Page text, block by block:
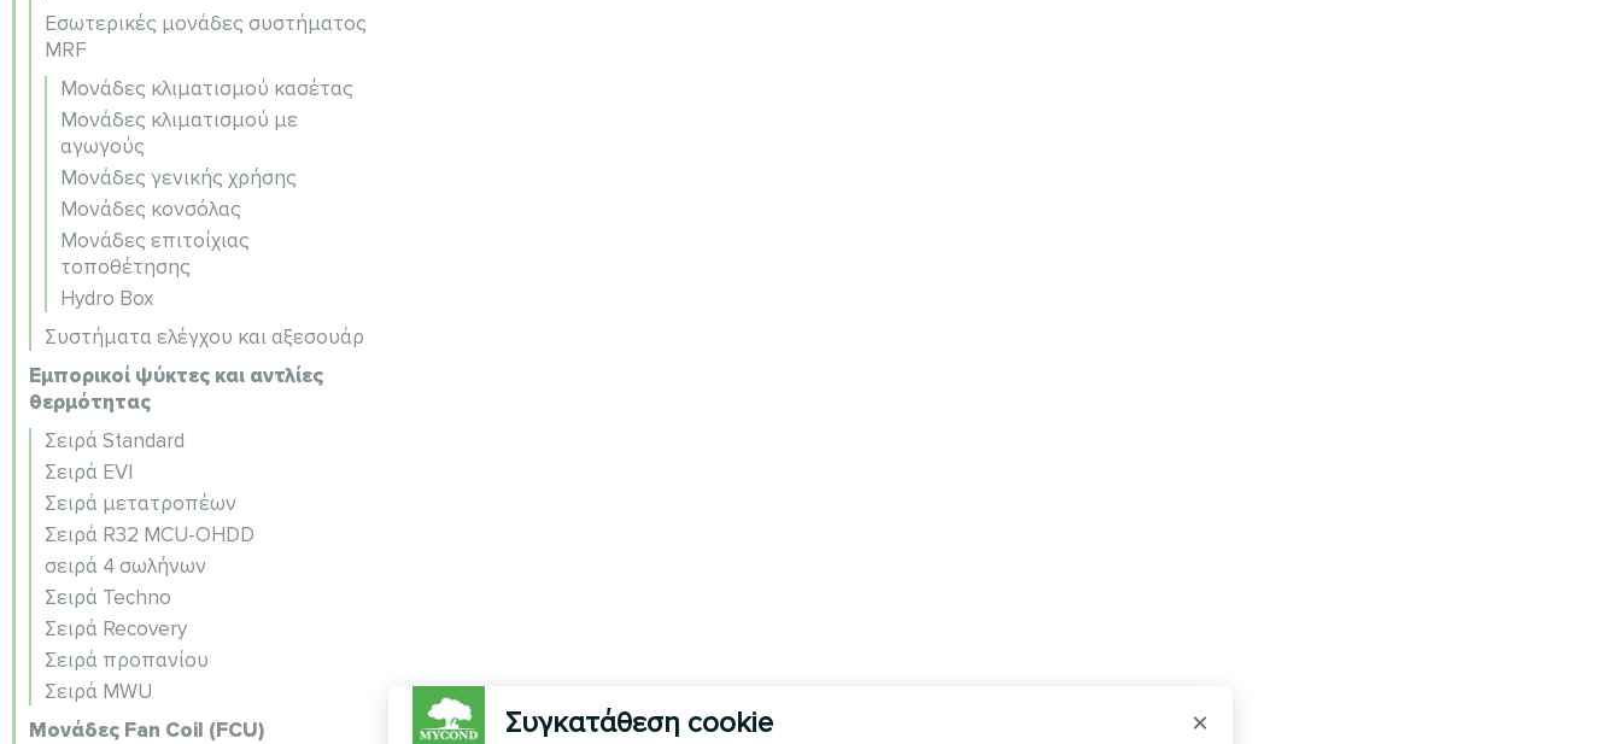
Εσωτερικές μονάδες συστήματος
MRF
Μονάδες κλιματισμού κασέτας
Μονάδες κλιματισμού με
αγωγούς
Μονάδες γενικής χρήσης
Μονάδες κονσόλας
Μονάδες επιτοίχιας
τοποθέτησης
Hydro Box
Συστήματα ελέγχου και αξεσουάρ
Εμπορικοί ψύκτες και αντλίες
θερμότητας
Σειρά Standard
Σειρά EVI
Σειρά μετατροπέων
Σειρά R32 MCU-OHDD
σειρά 4 σωλήνων
Σειρά Techno
Σειρά Recovery
Σειρά προπανίου
Σειρά MWU
Μονάδες Fan Coil (FCU)
Συγκατάθεση cookie ×